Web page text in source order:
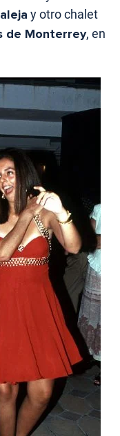
y otro chalet
de Monterrey, en